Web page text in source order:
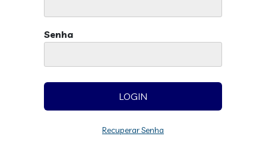
Senha
Recuperar Senha